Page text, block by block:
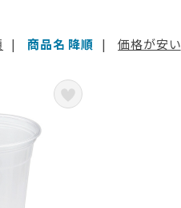
| 商品名 降順 | 価格が安い